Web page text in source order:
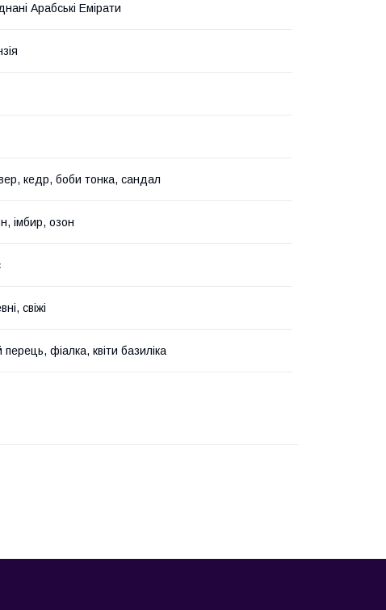
Арабські Емірати
кедр, боби тонка, сандал
імбир, озон
свіжі
перець, фіалка, квіти базиліка